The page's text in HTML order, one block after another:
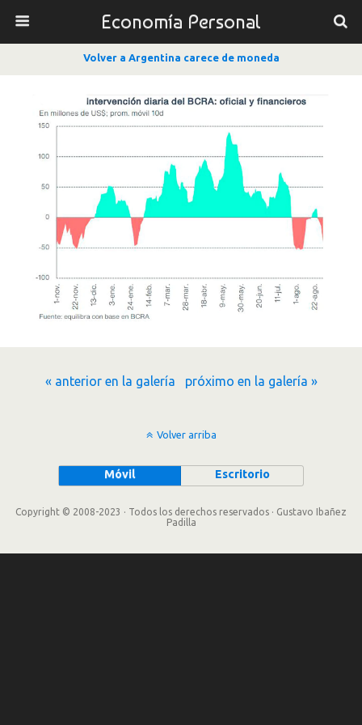
Economía Personal
Volver a Argentina carece de moneda
« anterior en la galería próximo en la galería »
Volver arriba
Móvil Escritorio
Copyright © 2008-2023 · Todos los derechos reservados · Gustavo Ibañez
Padilla